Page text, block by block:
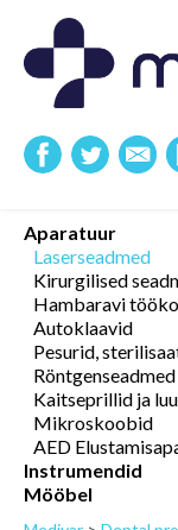
Aparatuur
Laserseadmed
Kirurgilised
Hambaravi
Autoklaavid
Pesurid,
Röntgenseadmed
Kaitseprillid ja
Mikroskoobid
AED
Instrumendid
Mööbel